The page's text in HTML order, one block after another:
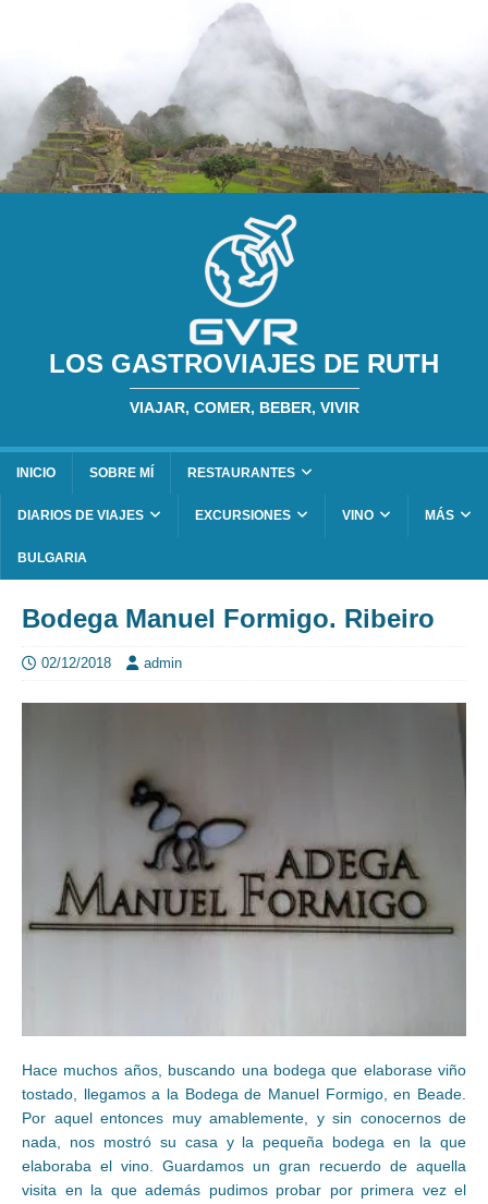
LOS GASTROVIAJES DE RUTH
VIAJAR, COMER, BEBER, VIVIR
INICIO SOBRE MÍ RESTAURANTES
DIARIOS DE VIAJES EXCURSIONES VINO MÁS
BULGARIA
Bodega Manuel Formigo. Ribeiro
02/12/2018 admin
Hace muchos años, buscando una bodega que elaborase viño
tostado, llegamos a la Bodega de Manuel Formigo, en Beade.
Por aquel entonces muy amablemente, y sin conocernos de
nada, nos mostró su casa y la pequeña bodega en la que
elaboraba el vino. Guardamos un gran recuerdo de aquella
visita en la que además pudimos probar por primera vez el